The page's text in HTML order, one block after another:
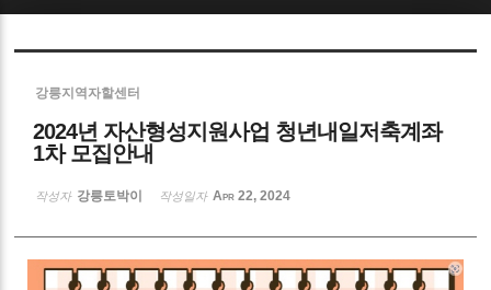
강릉지역자할센터
2024년 자산형성지원사업 청년내일저축계좌
1차 모집안내
작성자 강릉토박이 작성일자 Apr 22, 2024
Sketchbook5, 스케치북5
Sketchbook5, 스케치북5